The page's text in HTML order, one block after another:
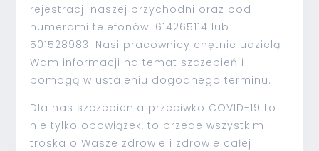
rejestracji naszej przychodni oraz pod
numerami telefonów: 614265114 lub
501528983. Nasi pracownicy chętnie udzielą
Wam informacji na temat szczepień i
pomogą w ustaleniu dogodnego terminu.
Dla nas szczepienia przeciwko COVID-19 to
nie tylko obowiązek, to przede wszystkim
troska o Wasze zdrowie i zdrowie całej